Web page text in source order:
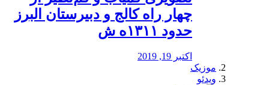
چهار راه كالج و دبيرستان البرز
حدود ۱۳۱۱ه ش
اکتبر 19, 2019
موزیک
ویدئو